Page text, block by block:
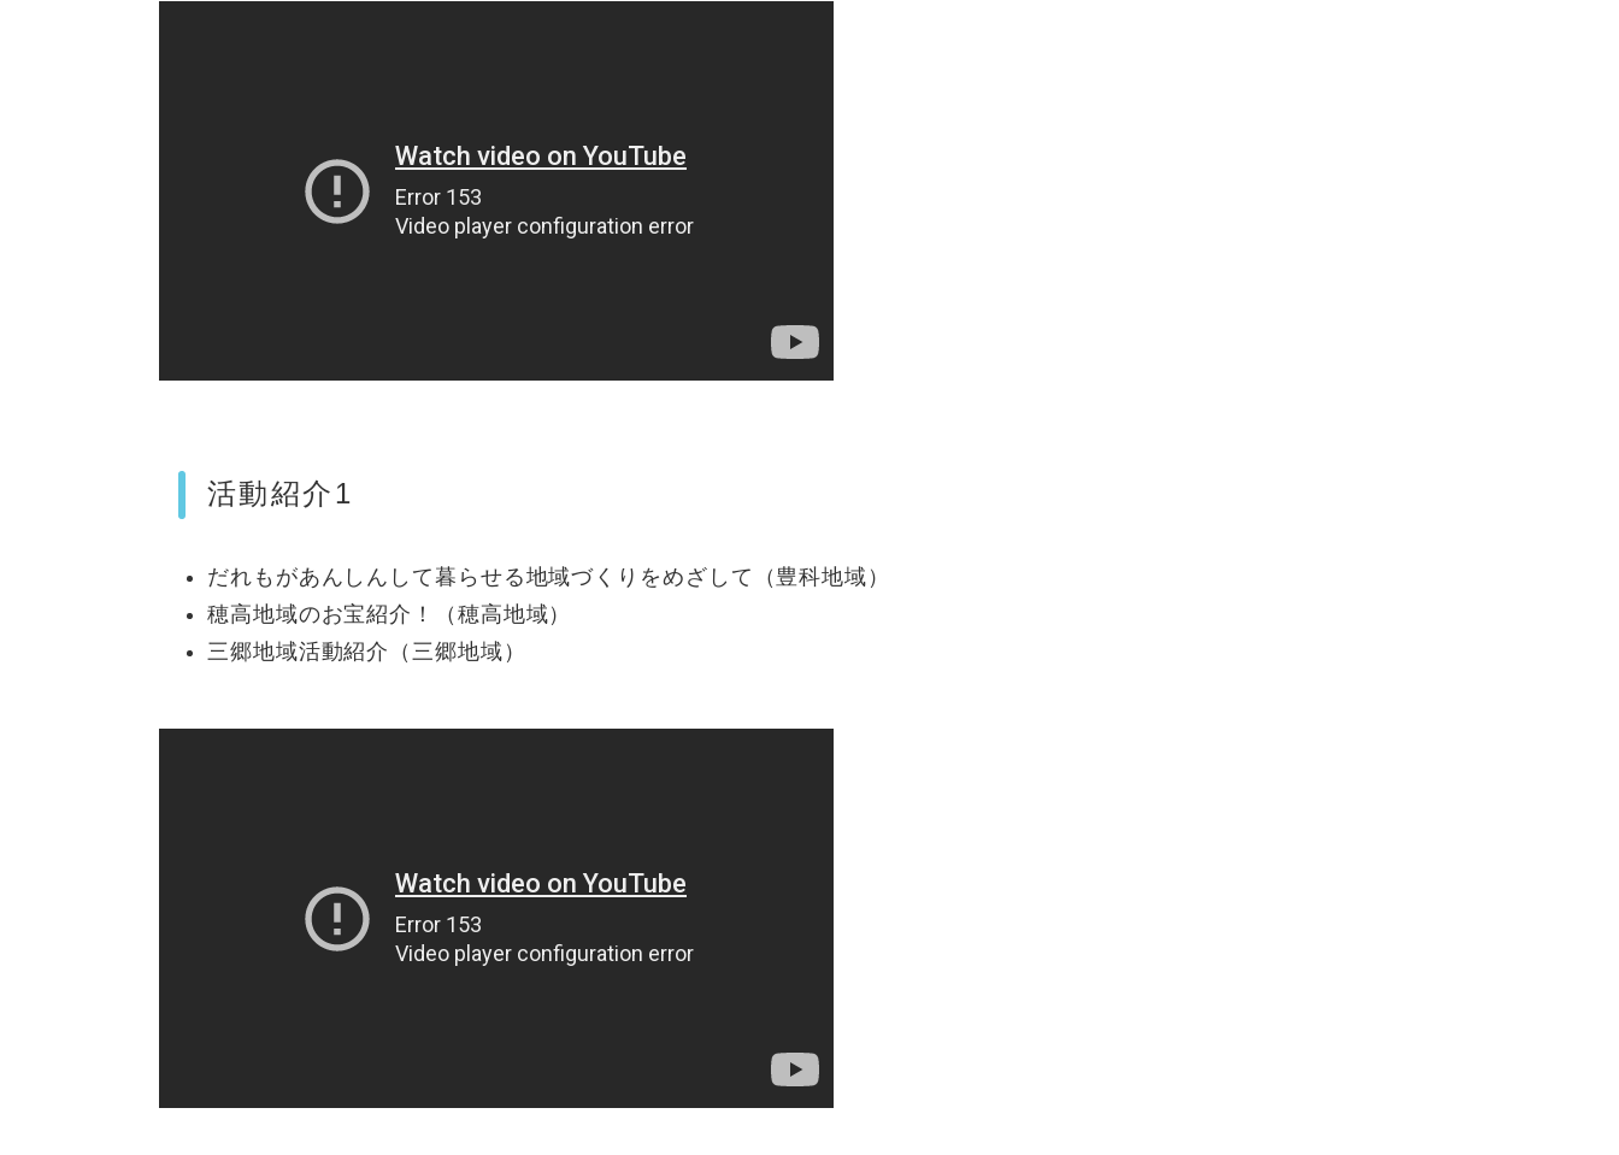
活動紹介1
​だれもがあんしんして暮らせる地域づくりをめざして（豊科地域）
穂高地域のお宝紹介！（穂高地域）
三郷地域活動紹介（三郷地域）